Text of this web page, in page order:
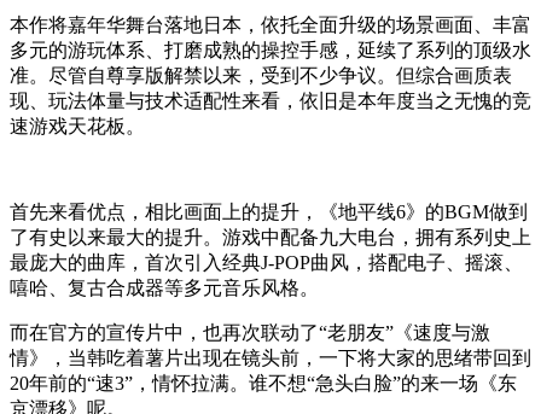
本作将嘉年华舞台落地日本，依托全面升级的场景画面、丰富
多元的游玩体系、打磨成熟的操控手感，延续了系列的顶级水
准。尽管自尊享版解禁以来，受到不少争议。但综合画质表
现、玩法体量与技术适配性来看，依旧是本年度当之无愧的竞
速游戏天花板。
首先来看优点，相比画面上的提升，《地平线6》的BGM做到
了有史以来最大的提升。游戏中配备九大电台，拥有系列史上
最庞大的曲库，首次引入经典J-POP曲风，搭配电子、摇滚、
嘻哈、复古合成器等多元音乐风格。
而在官方的宣传片中，也再次联动了“老朋友”《速度与激
情》，当韩吃着薯片出现在镜头前，一下将大家的思绪带回到
20年前的“速3”，情怀拉满。谁不想“急头白脸”的来一场《东
京漂移》呢。